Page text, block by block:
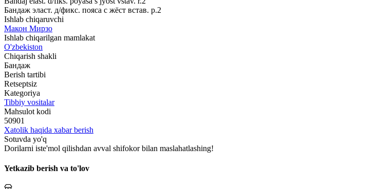
Бандаж эласт. д/фикс. пояса с жёст встав. р.2
Ishlab chiqaruvchi
Макон Мирзо
Ishlab chiqarilgan mamlakat
O'zbekiston
Chiqarish shakli
Бандаж
Berish tartibi
Retseptsiz
Kategoriya
Tibbiy vositalar
Mahsulot kodi
50901
Xatolik haqida xabar berish
Sotuvda yo'q
Dorilarni iste'mol qilishdan avval shifokor bilan maslahatlashing!
Yetkazib berish va to'lov